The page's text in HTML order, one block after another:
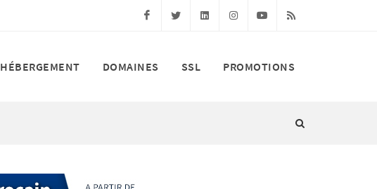
HÉBERGEMENT DOMAINES SSL PROMOTIONS